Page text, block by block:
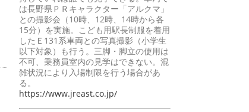
は長野県ＰＲキャラクター「アルクマ」
との撮影会（10時、12時、14時から各
15分）を実施。こども用駅長制服を着用
したＥ131系車両との写真撮影（小学生
以下対象）も行う。三脚・脚立の使用は
不可、乗務員室内の見学はできない。混
雑状況により入場制限を行う場合があ
る。
https://www.jreast.co.jp/